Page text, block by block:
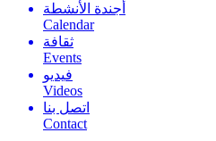
أجندة الأنشطة
Calendar
ثقافة
Events
فيديو
Videos
اتصل بنا
Contact